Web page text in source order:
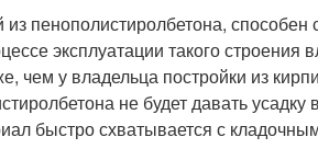
пенополистиролбетона,
эксплуатации такого
чем у владельца постройки из
не будет давать
быстро схватывается с